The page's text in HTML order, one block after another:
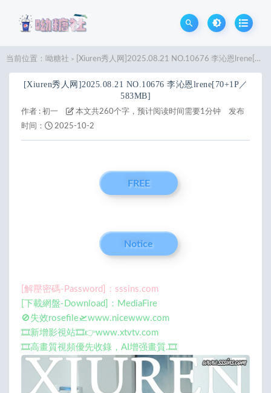
当前位置： 呦糖社 > [Xiuren秀人网]2025.08.21 NO.10676 李沁恩lrene[70+1P／583MB]
[Xiuren秀人网]2025.08.21 NO.10676 李沁恩lrene[70+1P／
583MB]
作者 : 初一 本文共260个字，预计阅读时间需要1分钟
发布
时间：
2025-10-2
FREE
Notice
[解壓密碼-Password]：sssins.com
[下載網盤-Download]：MediaFire
🚫失效rosefile🛫www.nicewww.com
🎞️新增影視站🎞️👉www.xtvtv.com
🎞️高畫質視頻優先收錄，AI增强畫質.🎞️